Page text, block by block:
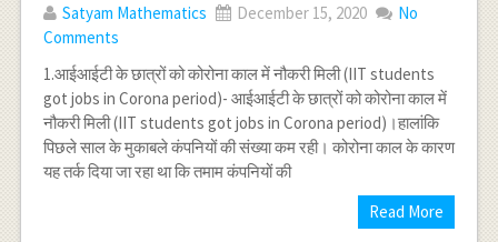
Satyam Mathematics December 15, 2020
No
Comments
1.आईआईटी के छात्रों को कोरोना काल में नौकरी मिली (IIT students
got jobs in Corona period)- आईआईटी के छात्रों को कोरोना काल में
नौकरी मिली (IIT students got jobs in Corona period)।हालांकि
पिछले साल के मुकाबले कंपनियों की संख्या कम रही। कोरोना काल के कारण
यह तर्क दिया जा रहा था कि तमाम कंपनियों की
Read More